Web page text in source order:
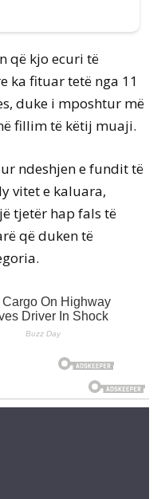
që kjo ecuri të
ka fituar tetë nga 11
duke i mposhtur më
fillim të këtij muaji.
ndeshjen e fundit të
vitet e kaluara,
tjetër hap fals të
që duken të